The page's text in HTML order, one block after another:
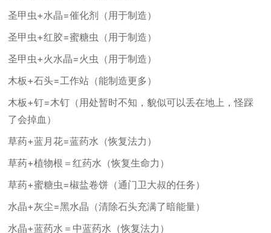
圣甲虫+水晶=催化剂（用于制造）
圣甲虫+红胶=蜜糖虫（用于制造）
圣甲虫+火水晶=火虫（用于制造）
木板+石头=工作站（能制造更多）
木板+钉=木钉（用处暂时不知，貌似可以丢在地上，怪踩
了会掉血）
草药+蓝月花=蓝药水（恢复法力）
草药+植物根＝红药水（恢复生命力）
草药+蜜糖虫=椒盐卷饼（通门卫大叔的任务）
水晶+灰尘=黑水晶（清除石头充满了暗能量）
水晶+蓝药水＝中蓝药水（恢复法力）